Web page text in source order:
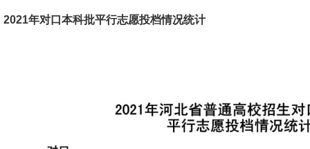
2021年对口本科批平行志愿投档情况统计